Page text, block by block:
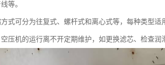
等。
式可分为往复式、螺杆式和离心式等，每种类型
压机的运行离不开定期维护，如更换滤芯、检查润